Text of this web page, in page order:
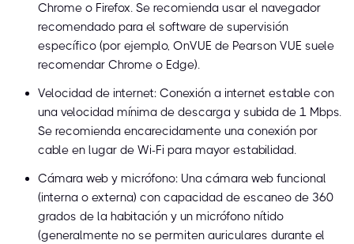
Chrome o Firefox. Se recomienda usar el navegador
recomendado para el software de supervisión
específico (por ejemplo, OnVUE de Pearson VUE suele
recomendar Chrome o Edge).
Velocidad de internet: Conexión a internet estable con
una velocidad mínima de descarga y subida de 1 Mbps.
Se recomienda encarecidamente una conexión por
cable en lugar de Wi-Fi para mayor estabilidad.
Cámara web y micrófono: Una cámara web funcional
(interna o externa) con capacidad de escaneo de 360
grados de la habitación y un micrófono nítido
(generalmente no se permiten auriculares durante el